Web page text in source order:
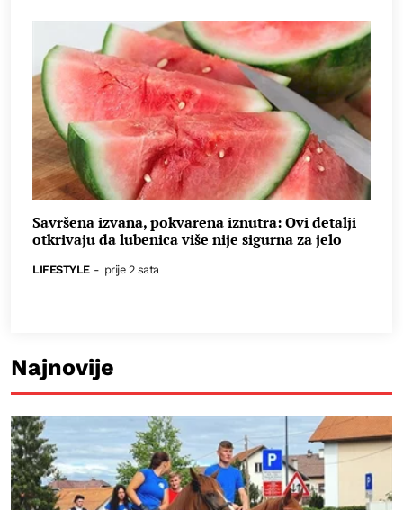
Savršena izvana, pokvarena iznutra: Ovi detalji
otkrivaju da lubenica više nije sigurna za jelo
LIFESTYLE - prije 2 sata
Najnovije